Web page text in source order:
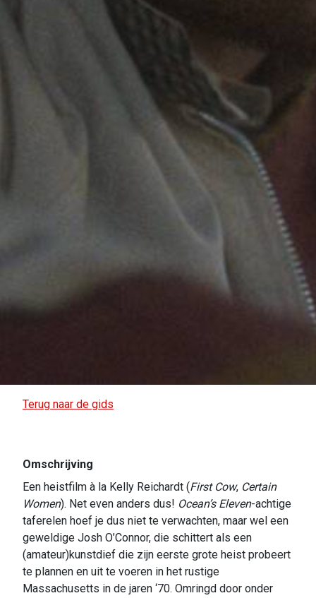
Terug naar de gids
Omschrijving
Een heistfilm à la Kelly Reichardt (First Cow, Certain
Women). Net even anders dus! Ocean’s Eleven-achtige
taferelen hoef je dus niet te verwachten, maar wel een
geweldige Josh O’Connor, die schittert als een
(amateur)kunstdief die zijn eerste grote heist probeert
te plannen en uit te voeren in het rustige
Massachusetts in de jaren ‘70. Omringd door onder